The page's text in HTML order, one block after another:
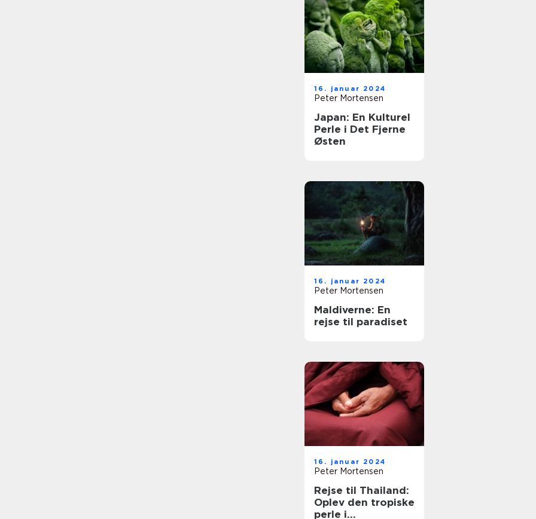
16. januar 2024
Peter Mortensen
Japan: En Kulturel
Perle i Det Fjerne
Østen
16. januar 2024
Peter Mortensen
Maldiverne: En
rejse til paradiset
16. januar 2024
Peter Mortensen
Rejse til Thailand:
Oplev den tropiske
perle i